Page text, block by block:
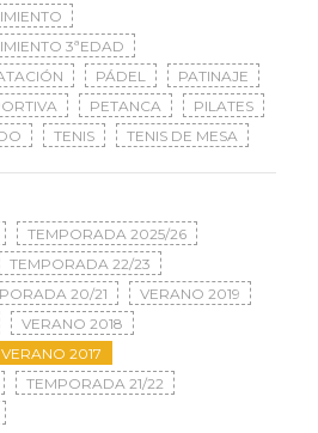
3ªEDAD
PÁDEL
PATINAJE
PETANCA
PILATES
TENIS TENIS DE MESA
TEMPORADA 2025/26
TEMPORADA 22/23
20/21
VERANO 2019
VERANO 2018
VERANO 2017
TEMPORADA 21/22